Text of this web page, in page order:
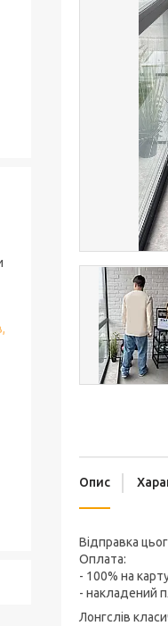
Опис
Відправка
Оплата:
- 100% на
- накладений
Лонгслів